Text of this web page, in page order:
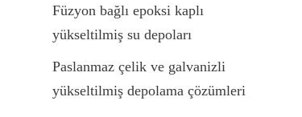
Füzyon bağlı epoksi kaplı
yükseltilmiş su depoları
Paslanmaz çelik ve galvanizli
yükseltilmiş depolama çözümleri